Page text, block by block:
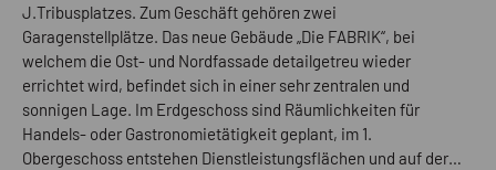
J.Tribusplatzes. Zum Geschäft gehören zwei
Garagenstellplätze. Das neue Gebäude „Die FABRIK“, bei
welchem die Ost- und Nordfassade detailgetreu wieder
errichtet wird, befindet sich in einer sehr zentralen und
sonnigen Lage. Im Erdgeschoss sind Räumlichkeiten für
Handels- oder Gastronomietätigkeit geplant, im 1.
Obergeschoss entstehen Dienstleistungsflächen und auf der